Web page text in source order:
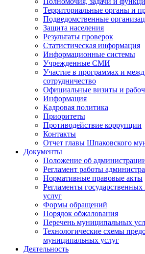
Территориальные органы и
Подведомственные
Защита населения
Результаты проверок
Статистическая информация
Информационные системы
Учрежденные СМИ
Участие в программах и
сотрудничество
Официальные визиты и
Информация
Кадровая политика
Приоритеты
Противодействие коррупции
Контакты
Отчет главы Шпаковского
Документы
Положение об
Регламент работы
Нормативные правовые акты
Регламенты
услуг
Формы обращений
Порядок обжалования
Перечень муниципальных
Технологические схемы
муниципальных услуг
Деятельность